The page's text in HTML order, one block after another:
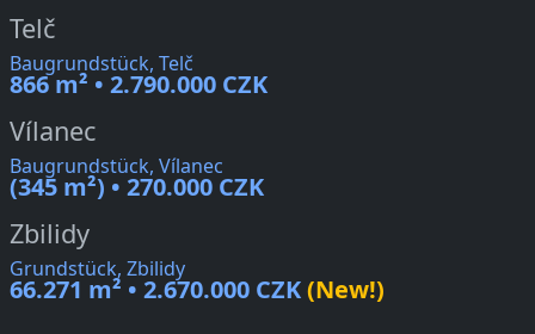
Telč
Baugrundstück, Telč
866 m² • 2.790.000 CZK
Vílanec
Baugrundstück, Vílanec
(345 m²) • 270.000 CZK
Zbilidy
Grundstück, Zbilidy
66.271 m² • 2.670.000 CZK(New!)